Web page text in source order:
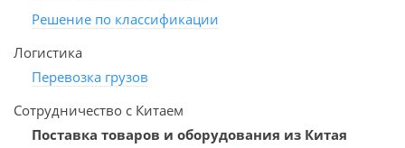
Решение по классификации
Логистика
Перевозка грузов
Сотрудничество с Китаем
Поставка товаров и оборудования из Китая